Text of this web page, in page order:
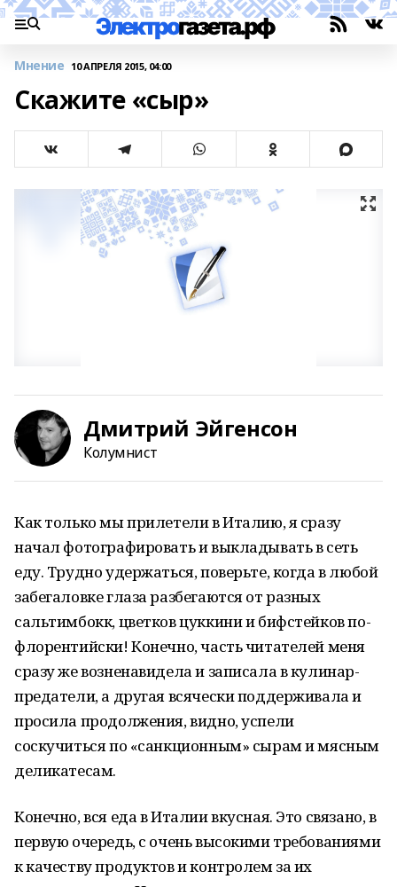
Мнение 10 АПРЕЛЯ 2015, 04:00
Скажите «сыр»
Дмитрий Эйгенсон
Колумнист
Как только мы прилетели в Италию, я сразу
начал фотографировать и выкладывать в сеть
еду. Трудно удержаться, поверьте, когда в любой
забегаловке глаза разбегаются от разных
сальтимбокк, цветков цуккини и бифстейков по-
флорентийски! Конечно, часть читателей меня
сразу же возненавидела и записала в кулинар-
предатели, а другая всячески поддерживала и
просила продолжения, видно, успели
соскучиться по «санкционным» сырам и мясным
деликатесам.
Конечно, вся еда в Италии вкусная. Это связано, в
первую очередь, с очень высокими требованиями
к качеству продуктов и контролем за их